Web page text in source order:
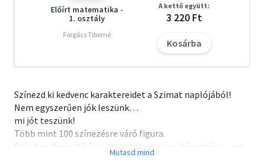
Előírt matematika -
1. osztály
Forgács Tiborné
A kettő együtt:
3 220 Ft
Kosárba
Színezd ki kedvenc karaktereidet a Szimat naplójából!
Nem egyszerűen jók leszünk…
mi jót teszünk!
Több mint 100 színezésre váró figura.
Szívet melengető és rettenetesen vicces képregény – ami